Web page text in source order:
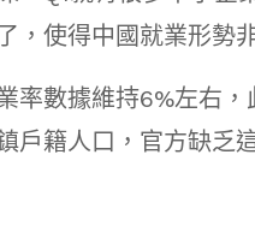
，使得中國就業形勢
率數據維持6%左右
戶籍人口，官方缺乏